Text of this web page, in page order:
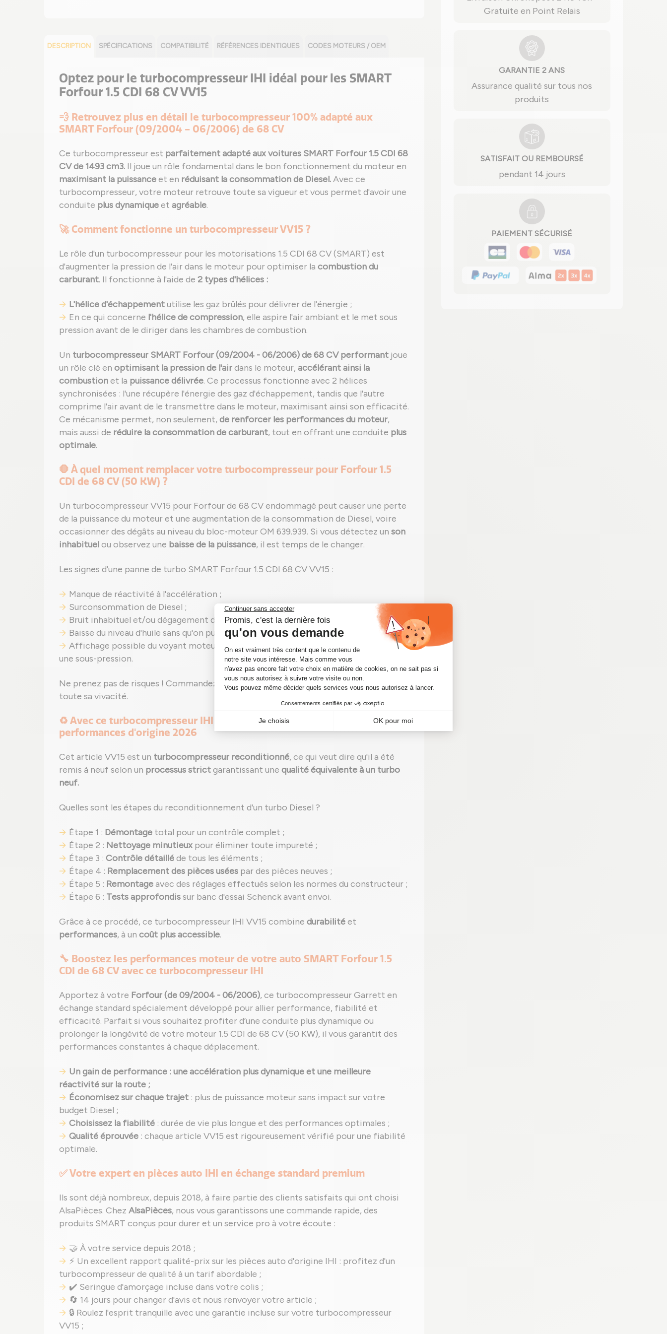
DESCRIPTION SPÉCIFICATIONS COMPATIBILITÉ RÉFÉRENCES IDENTIQUES CODES MOTEURS / OEM
Optez pour le turbocompresseur IHI idéal pour les SMART
Forfour 1.5 CDI 68 CV VV15
💨 Retrouvez plus en détail le turbocompresseur 100% adapté aux
SMART Forfour (09/2004 - 06/2006) de 68 CV
Ce turbocompresseur est parfaitement adapté aux voitures SMART Forfour 1.5 CDI 68
CV de 1493 cm3. Il joue un rôle fondamental dans le bon fonctionnement du moteur en
maximisant la puissanceet en réduisant la consommation de Diesel.Avec ce
turbocompresseur, votre moteur retrouve toute sa vigueur et vous permet d'avoir une
conduite plus dynamiqueet agréable.
🚀 Comment fonctionne un turbocompresseur VV15 ?
Le rôle d'un turbocompresseur pour les motorisations 1.5 CDI 68 CV (SMART) est
d'augmenter la pression de l'air dans le moteur pour optimiser la combustion du
carburant. Il fonctionne à l'aide de 2 types d'hélices :
L'hélice d'échappementutilise les gaz brûlés pour délivrer de l'énergie ;
En ce qui concerne l'hélice de compression, elle aspire l'air ambiant et le met sous
pression avant de le diriger dans les chambres de combustion.
Un turbocompresseur SMART Forfour (09/2004 - 06/2006) de 68 CV performant joue
un rôle clé en optimisant la pression de l'airdans le moteur, accélérant ainsi la
combustionet la puissance délivrée. Ce processus fonctionne avec 2 hélices
synchronisées : l'une récupère l'énergie des gaz d'échappement, tandis que l'autre
comprime l'air avant de le transmettre dans le moteur, maximisant ainsi son efficacité.
Ce mécanisme permet, non seulement, de renforcer les performances du moteur,
mais aussi de réduire la consommation de carburant, tout en offrant une conduite plus
optimale.
🛑 À quel moment remplacer votre turbocompresseur pour Forfour 1.5
CDI de 68 CV (50 KW) ?
Un turbocompresseur VV15 pour Forfour de 68 CV endommagé peut causer une perte
de la puissance du moteur et une augmentation de la consommation de Diesel, voire
occasionner des dégâts au niveau du bloc-moteur OM 639.939. Si vous détectez un son
inhabituelou observez une baisse de la puissance, il est temps de le changer.
Les signes d'une panne de turbo SMART Forfour 1.5 CDI 68 CV VV15 :
Manque de réactivité à l'accélération ;
Surconsommation de Diesel ;
Bruit inhabituel et/ou dégagement de fumée anormal ;
Baisse du niveau d'huile sans qu'on puisse repérer de fuite ;
Affichage possible du voyant moteur ou d'un code défaut, à l'image du P0299 lié à
une sous-pression.
Ne prenez pas de risques ! Commandez dès maintenant et redonnez à votre moteur
toute sa vivacité.
♻️ Avec ce turbocompresseur IHI reconditionné, retrouvez des
performances d'origine 2026
Cet article VV15 est un turbocompresseur reconditionné, ce qui veut dire qu'il a été
remis à neuf selon un processus strictgarantissant une qualité équivalente à un turbo
neuf.
Quelles sont les étapes du reconditionnement d'un turbo Diesel ?
Étape 1 : Démontage total pour un contrôle complet ;
Étape 2 : Nettoyage minutieux pour éliminer toute impureté ;
Étape 3 : Contrôle détailléde tous les éléments ;
Étape 4 : Remplacement des pièces usées par des pièces neuves ;
Étape 5 : Remontageavec des réglages effectués selon les normes du constructeur ;
Étape 6 : Tests approfondissur banc d'essai Schenck avant envoi.
Grâce à ce procédé, ce turbocompresseur IHI VV15 combine durabilitéet
performances, à un coût plus accessible.
🔧 Boostez les performances moteur de votre auto SMART Forfour 1.5
CDI de 68 CV avec ce turbocompresseur IHI
Apportez à votre Forfour (de 09/2004 - 06/2006), ce turbocompresseur Garrett en
échange standard spécialement développé pour allier performance, fiabilité et
efficacité. Parfait si vous souhaitez profiter d’une conduite plus dynamique ou
prolonger la longévité de votre moteur 1.5 CDI de 68 CV (50 KW), il vous garantit des
performances constantes à chaque déplacement.
Un gain de performance : une accélération plus dynamique et une meilleure
réactivité sur la route ;
Économisez sur chaque trajet : plus de puissance moteur sans impact sur votre
budget Diesel ;
Choisissez la fiabilité : durée de vie plus longue et des performances optimales ;
Qualité éprouvée : chaque article VV15 est rigoureusement vérifié pour une fiabilité
optimale.
✅ Votre expert en pièces auto IHI en échange standard premium
Ils sont déjà nombreux, depuis 2018, à faire partie des clients satisfaits qui ont choisi
AlsaPièces. Chez AlsaPièces, nous vous garantissons une commande rapide, des
produits SMART conçus pour durer et un service pro à votre écoute :
🤝 À votre service depuis 2018 ;
⚡ Un excellent rapport qualité-prix sur les pièces auto d'origine IHI : profitez d'un
turbocompresseur de qualité à un tarif abordable ;
✔️ Seringue d'amorçage incluse dans votre colis ;
🔄 14 jours pour changer d'avis et nous renvoyer votre article ;
🔒 Roulez l'esprit tranquille avec une garantie incluse sur votre turbocompresseur
VV15 ;
Gratuite en Point Relais
GARANTIE 2 ANS
Assurance qualité sur tous nos
produits
SATISFAIT OU REMBOURSÉ
pendant 14 jours
PAIEMENT SÉCURISÉ